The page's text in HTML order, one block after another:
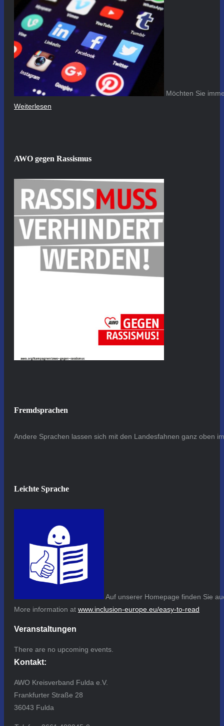
Möchten Sie
Weiterlesen
AWO gegen Rassismus
Fremdsprachen
Andere Sprachen lassen sich mit den Landesfahnen ganz oben
Leichte Sprache
Auf unserer Homepage finden Sie
More information at www.inclusion-europe.eu/easy-to-read
Veranstaltungen
There are no upcoming events.
Kontakt:
AWO Kreisverband Fulda e.V.
Frankfurter Straße 28
36043 Fulda